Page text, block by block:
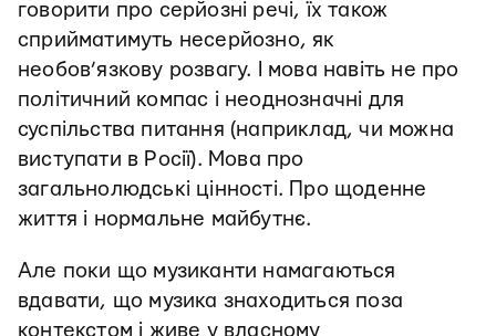
говорити про серйозні речі, їх також
сприйматимуть несерйозно, як
необов’язкову розвагу. І мова навіть не про
політичний компас і неоднозначні для
суспільства питання (наприклад, чи можна
виступати в Росії). Мова про
загальнолюдські цінності. Про щоденне
життя і нормальне майбутнє.
Але поки що музиканти намагаються
вдавати, що музика знаходиться поза
контекстом і живе у власному